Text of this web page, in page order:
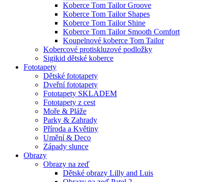
Koberce Tom Tailor Groove
Koberce Tom Tailor Shapes
Koberce Tom Tailor Shine
Koberce Tom Tailor Smooth Comfort
Koupelnové koberce Tom Tailor
Kobercové protiskluzové podložky
Sigikid dětské koberce
Fototapety
Dětské fototapety
Dveřní fototapety
Fototapety SKLADEM
Fototapety z cest
Moře & Pláže
Parky & Zahrady
Příroda a Květiny
Umění & Deco
Západy slunce
Obrazy
Obrazy na zeď
Dětské obrazy Lilly and Luis